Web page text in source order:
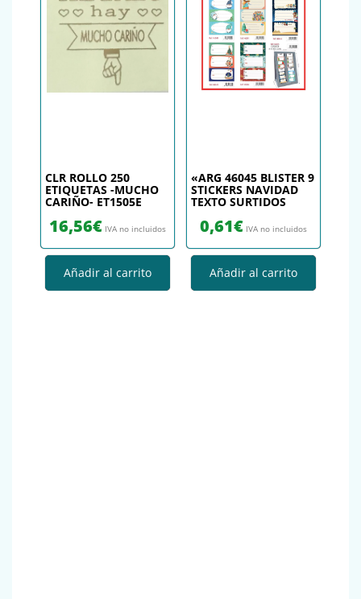
CLR ROLLO 250
ETIQUETAS -MUCHO
CARIÑO- ET1505E
16,56€ IVA no incluidos
Añadir al carrito
«ARG 46045 BLISTER 9
STICKERS NAVIDAD
TEXTO SURTIDOS
0,61€ IVA no incluidos
Añadir al carrito